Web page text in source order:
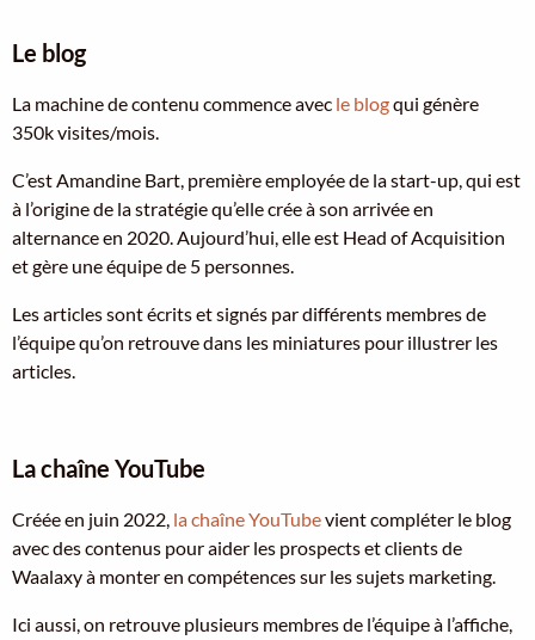
Le blog
La machine de contenu commence avec le blogqui génère
350k visites/mois.
C’est Amandine Bart, première employée de la start-up, qui est
à l’origine de la stratégie qu’elle crée à son arrivée en
alternance en 2020. Aujourd’hui, elle est Head of Acquisition
et gère une équipe de 5 personnes.
Les articles sont écrits et signés par différents membres de
l’équipe qu’on retrouve dans les miniatures pour illustrer les
articles.
La chaîne YouTube
Créée en juin 2022, la chaîne YouTubevient compléter le blog
avec des contenus pour aider les prospects et clients de
Waalaxy à monter en compétences sur les sujets marketing.
Ici aussi, on retrouve plusieurs membres de l’équipe à l’affiche,